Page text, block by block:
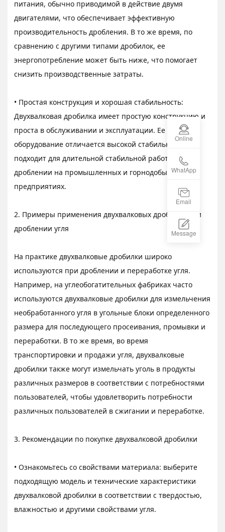
питания, обычно приводимой в действие двумя
двигателями, что обеспечивает эффективную
производительность дробления. В то же время, по
сравнению с другими типами дробилок, ее
энергопотребление может быть ниже, что помогает
снизить производственные затраты.
• Простая конструкция и хорошая стабильность:
Двухвалковая дробилка имеет простую конструкцию и
проста в обслуживании и эксплуатации. Ее
оборудование отличается высокой стабильностью и
подходит для длительной стабильной работы при
дроблении на промышленных и горнодобывающих
предприятиях.
2. Примеры применения двухвалковых дробилок при
дроблении угля
На практике двухвалковые дробилки широко
используются при дроблении и переработке угля.
Например, на углеобогатительных фабриках часто
используются двухвалковые дробилки для измельчения
необработанного угля в угольные блоки определенного
размера для последующего просеивания, промывки и
переработки. В то же время, во время
транспортировки и продажи угля, двухвалковые
дробилки также могут измельчать уголь в продукты
различных размеров в соответствии с потребностями
пользователей, чтобы удовлетворить потребности
различных пользователей в сжигании и переработке.
3. Рекомендации по покупке двухвалковой дробилки
• Ознакомьтесь со свойствами материала: выберите
подходящую модель и технические характеристики
двухвалковой дробилки в соответствии с твердостью,
влажностью и другими свойствами угля.
Online
WhatApp
Email
Message